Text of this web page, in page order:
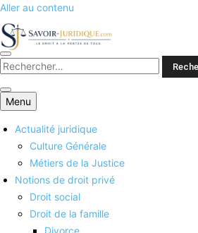
Aller au contenu
Savoirs juridiques
Menu
Actualité juridique
Culture Générale
Métiers de la Justice
Notions de droit privé
Droit social
Droit de la famille